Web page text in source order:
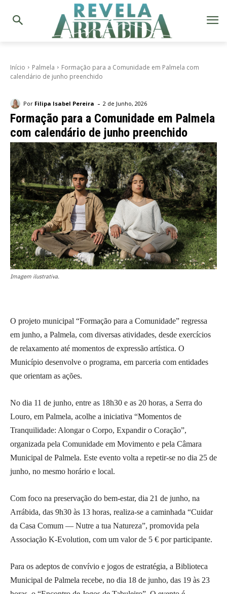
Início Palmela
Formação para a Comunidade em Palmela com
calendário de junho preenchido
Por Filipa Isabel Pereira - 2 de Junho, 2026
Formação para a Comunidade em Palmela
com calendário de junho preenchido
Imagem ilustrativa.
O projeto municipal “Formação para a Comunidade” regressa
em junho, a Palmela, com diversas atividades, desde exercícios
de relaxamento até momentos de expressão artística. O
Município desenvolve o programa, em parceria com entidades
que orientam as ações.
No dia 11 de junho, entre as 18h30 e as 20 horas, a Serra do
Louro, em Palmela, acolhe a iniciativa “Momentos de
Tranquilidade: Alongar o Corpo, Expandir o Coração”,
organizada pela Comunidade em Movimento e pela Câmara
Municipal de Palmela. Este evento volta a repetir-se no dia 25 de
junho, no mesmo horário e local.
Com foco na preservação do bem-estar, dia 21 de junho, na
Arrábida, das 9h30 às 13 horas, realiza-se a caminhada “Cuidar
da Casa Comum — Nutre a tua Natureza”, promovida pela
Associação K-Evolution, com um valor de 5 € por participante.
Para os adeptos de convívio e jogos de estratégia, a Biblioteca
Municipal de Palmela recebe, no dia 18 de junho, das 19 às 23